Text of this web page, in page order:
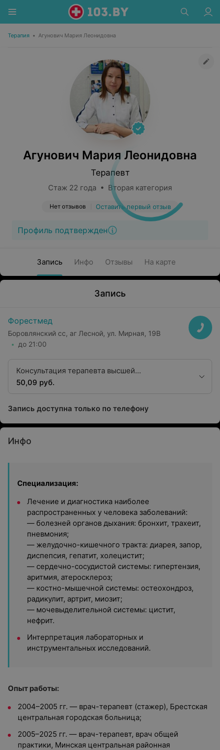
Терапия • Агунович Мария Леонидовна
Агунович Мария Леонидовна
Терапевт
Стаж 22 года • Вторая категория
Нет отзывов Оставить первый отзыв
Профиль подтвержден
Запись Инфо Отзывы На карте
Запись
Форестмед
Боровлянский сс, аг Лесной, ул. Мирная, 19В
до 21:00
Консультация терапевта высшей
квалификационной категории
50,09 руб.
Запись доступна только по телефону
Инфо
Специализация:
Лечение и диагностика наиболее
распространенных у человека заболеваний:
— болезней органов дыхания: бронхит, трахеит,
пневмония;
— желудочно-кишечного тракта: диарея, запор,
диспепсия, гепатит, холецистит;
— сердечно-сосудистой системы: гипертензия,
аритмия, атеросклероз;
— костно-мышечной системы: остеохондроз,
радикулит, артрит, миозит;
— мочевыделительной системы: цистит,
нефрит.
Интерпретация лабораторных и
инструментальных исследований.
Опыт работы:
2004–2005 гг. — врач-терапевт (стажер), Брестская
центральная городская больница;
2005–2025 гг. — врач-терапевт, врач общей
практики, Минская центральная районная